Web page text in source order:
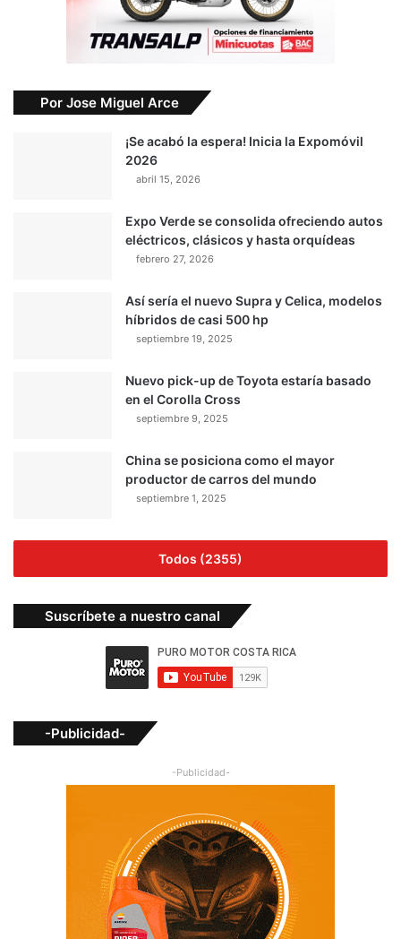
Por Jose Miguel Arce
¡Se acabó la espera! Inicia la Expomóvil
2026
abril 15, 2026
Expo Verde se consolida ofreciendo autos
eléctricos, clásicos y hasta orquídeas
febrero 27, 2026
Así sería el nuevo Supra y Celica, modelos
híbridos de casi 500 hp
septiembre 19, 2025
Nuevo pick-up de Toyota estaría basado
en el Corolla Cross
septiembre 9, 2025
China se posiciona como el mayor
productor de carros del mundo
septiembre 1, 2025
Todos (2355)
Suscríbete a nuestro canal
-Publicidad-
-Publicidad-